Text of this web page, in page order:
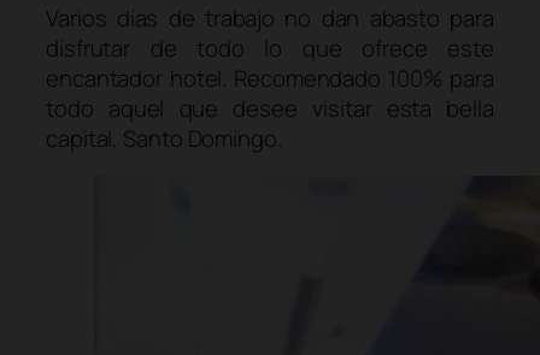
Varios días de trabajo no dan abasto para
disfrutar de todo lo que ofrece este
encantador hotel. Recomendado 100% para
todo aquel que desee visitar esta bella
capital, Santo Domingo.